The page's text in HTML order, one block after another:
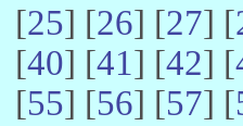
[25] [26] [27] [
[40] [41] [42] [
[55] [56] [57] [